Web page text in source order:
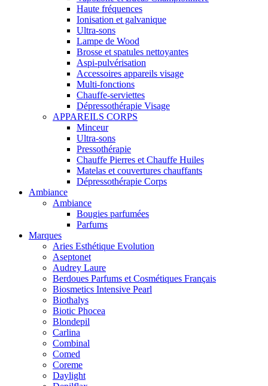
Haute fréquences
Ionisation et galvanique
Ultra-sons
Lampe de Wood
Brosse et spatules nettoyantes
Aspi-pulvérisation
Accessoires appareils visage
Multi-fonctions
Chauffe-serviettes
Dépressothérapie Visage
APPAREILS CORPS
Minceur
Ultra-sons
Pressothérapie
Chauffe Pierres et Chauffe Huiles
Matelas et couvertures chauffants
Dépressothérapie Corps
Ambiance
Ambiance
Bougies parfumées
Parfums
Marques
Aries Esthétique Evolution
Aseptonet
Audrey Laure
Berdoues Parfums et Cosmétiques Français
Biosmetics Intensive Pearl
Biothalys
Biotic Phocea
Blondepil
Carlina
Combinal
Comed
Coreme
Daylight